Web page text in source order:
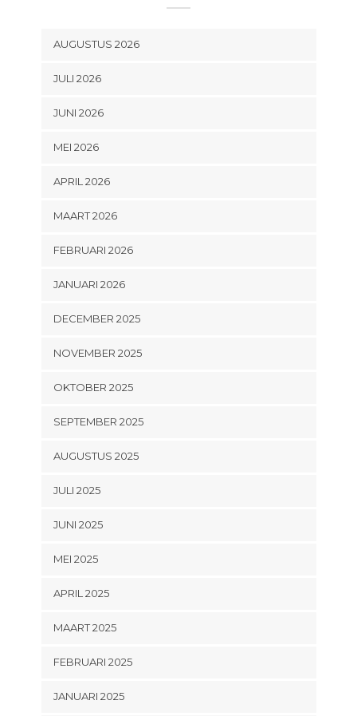
AUGUSTUS 2026
JULI 2026
JUNI 2026
MEI 2026
APRIL 2026
MAART 2026
FEBRUARI 2026
JANUARI 2026
DECEMBER 2025
NOVEMBER 2025
OKTOBER 2025
SEPTEMBER 2025
AUGUSTUS 2025
JULI 2025
JUNI 2025
MEI 2025
APRIL 2025
MAART 2025
FEBRUARI 2025
JANUARI 2025